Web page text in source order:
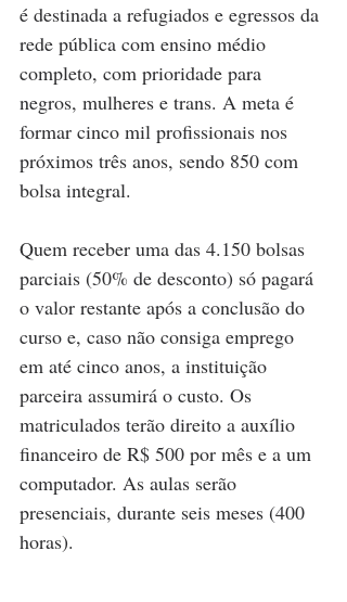
é destinada a refugiados e egressos da
rede pública com ensino médio
completo, com prioridade para
negros, mulheres e trans. A meta é
formar cinco mil profissionais nos
próximos três anos, sendo 850 com
bolsa integral.
Quem receber uma das 4.150 bolsas
parciais (50% de desconto) só pagará
o valor restante após a conclusão do
curso e, caso não consiga emprego
em até cinco anos, a instituição
parceira assumirá o custo. Os
matriculados terão direito a auxílio
financeiro de R$ 500 por mês e a um
computador. As aulas serão
presenciais, durante seis meses (400
horas).